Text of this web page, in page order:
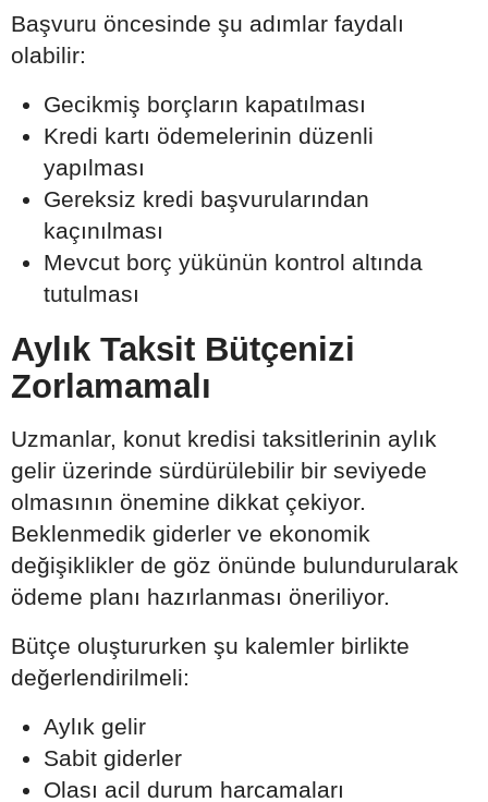
Başvuru öncesinde şu adımlar faydalı
olabilir:
Gecikmiş borçların kapatılması
Kredi kartı ödemelerinin düzenli
yapılması
Gereksiz kredi başvurularından
kaçınılması
Mevcut borç yükünün kontrol altında
tutulması
Aylık Taksit Bütçenizi
Zorlamamalı
Uzmanlar, konut kredisi taksitlerinin aylık
gelir üzerinde sürdürülebilir bir seviyede
olmasının önemine dikkat çekiyor.
Beklenmedik giderler ve ekonomik
değişiklikler de göz önünde bulundurularak
ödeme planı hazırlanması öneriliyor.
Bütçe oluştururken şu kalemler birlikte
değerlendirilmeli:
Aylık gelir
Sabit giderler
Olası acil durum harcamaları